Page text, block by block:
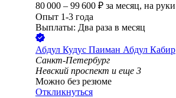
80 000 – 99 600 ₽ за месяц, на руки
Опыт 1-3 года
Выплаты: Два раза в месяц
Абдул Кудус Паиман Абдул Кабир
Санкт-Петербург
Невский проспект и еще 3
Можно без резюме
Откликнуться